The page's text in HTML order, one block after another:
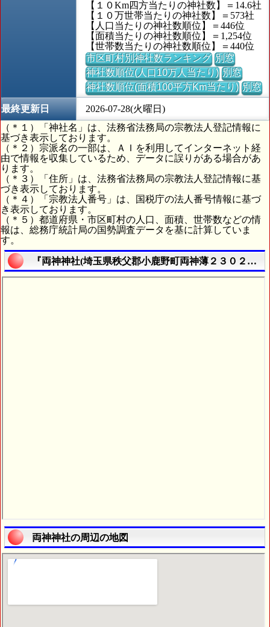
【１０Km四方当たりの神社数】＝14.6社
【１０万世帯当たりの神社数】＝573社
【人口当たりの神社数順位】＝446位
【面積当たりの神社数順位】＝1,254位
【世帯数当たりの神社数順位】＝440位
市区町村別神社数ランキング 別窓
神社数順位(人口10万人当たり) 別窓
神社数順位(面積100平方Km当たり) 別窓
最終更新日
2026-07-28(火曜日)
（＊１）「神社名」は、法務省法務局の宗教法人登記情報に
基づき表示しております。
（＊２）宗派名の一部は、ＡＩを利用してインターネット経
由で情報を収集しているため、データに誤りがある場合があ
ります。
（＊３）「住所」は、法務省法務局の宗教法人登記情報に基
づき表示しております。
（＊４）「宗教法人番号」は、国税庁の法人番号情報に基づ
き表示しております。
（＊５）都道府県・市区町村の人口、面積、世帯数などの情
報は、総務庁統計局の国勢調査データを基に計算していま
す。
『両神神社(埼玉県秩父郡小鹿野町両神薄２３０２番
両神神社の周辺の地図